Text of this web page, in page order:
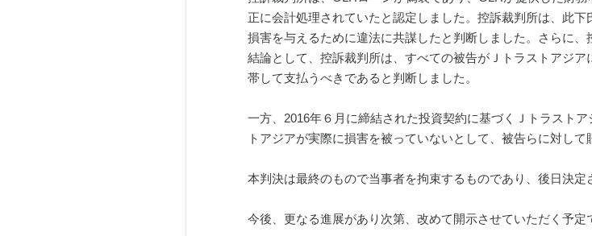
正に会計処理されていたと認定しました。控訴裁判所は、此
損害を与えるために違法に共謀したと判断しました。さらに
結論として、控訴裁判所は、すべての被告がＪトラストアジ
帯して支払うべきであると判断しました。
一方、2016年６月に締結された投資契約に基づくＪトラスト
トアジアが実際に損害を被っていないとして、被告らに対して
本判決は最終のもので当事者を拘束するものであり、後日決
今後、更なる進展があり次第、改めて開示させていただく予定